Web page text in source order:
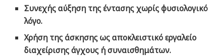
Συνεχής αύξηση της έντασης χωρίς φυσιολογικό
λόγο.
Χρήση της άσκησης ως αποκλειστικό εργαλείο
διαχείρισης άγχους ή συναισθημάτων.